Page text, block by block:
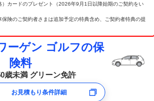
）カードのプレゼント（2026年9月1日以降始期のご契約をい
険のご契約者さまは追加予定の特典含め、ご契約者特典の提
ーゲン ゴルフの保
険料
歳未満 グリーン免許
お見積もり条件詳細